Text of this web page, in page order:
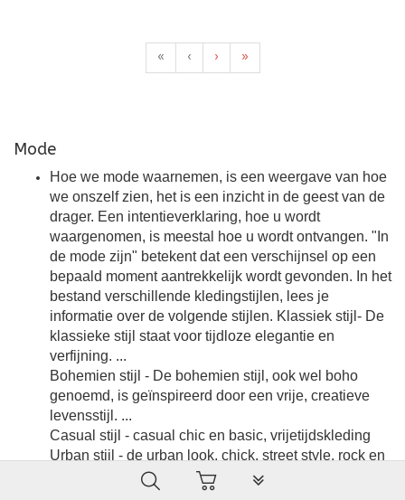
« ‹ › »
Mode
Hoe we mode waarnemen, is een weergave van hoe
we onszelf zien, het is een inzicht in de geest van de
drager. Een intentieverklaring, hoe u wordt
waargenomen, is meestal hoe u wordt ontvangen. "In
de mode zijn" betekent dat een verschijnsel op een
bepaald moment aantrekkelijk wordt gevonden. In het
bestand verschillende kledingstijlen, lees je
informatie over de volgende stijlen. Klassiek stijl- De
klassieke stijl staat voor tijdloze elegantie en
verfijning. ...
Bohemien stijl - De bohemien stijl, ook wel boho
genoemd, is geïnspireerd door een vrije, creatieve
levensstijl. ...
Casual stijl - casual chic en basic, vrijetijdskleding
Urban stijl - de urban look, chick, street style, rock en
Trendy stijl – de Cosmopolitan, edgy